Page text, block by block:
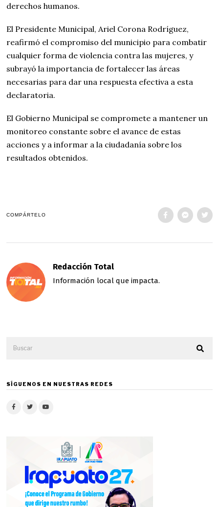
derechos humanos.
El Presidente Municipal, Ariel Corona Rodríguez,
reafirmó el compromiso del municipio para combatir
cualquier forma de violencia contra las mujeres, y
subrayó la importancia de fortalecer las áreas
necesarias para dar una respuesta efectiva a esta
declaratoria.
El Gobierno Municipal se compromete a mantener un
monitoreo constante sobre el avance de estas
acciones y a informar a la ciudadanía sobre los
resultados obtenidos.
COMPÁRTELO
Redacción Total
Información local que impacta.
SÍGUENOS EN NUESTRAS REDES